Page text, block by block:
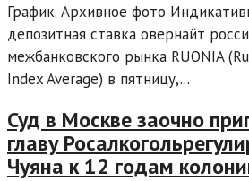
График. Архивное фото
депозитная ставка овернайт
межбанковского рынка RUONIA
Index Average) в пятницу,...
Суд в Москве заочно
главу
Чуяна к 12 годам